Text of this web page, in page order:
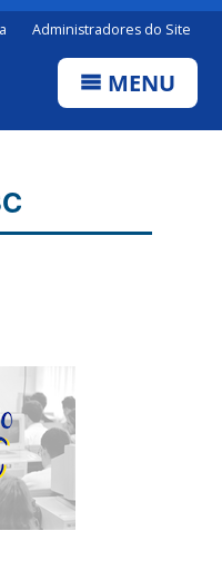
Administradores do Site
MENU